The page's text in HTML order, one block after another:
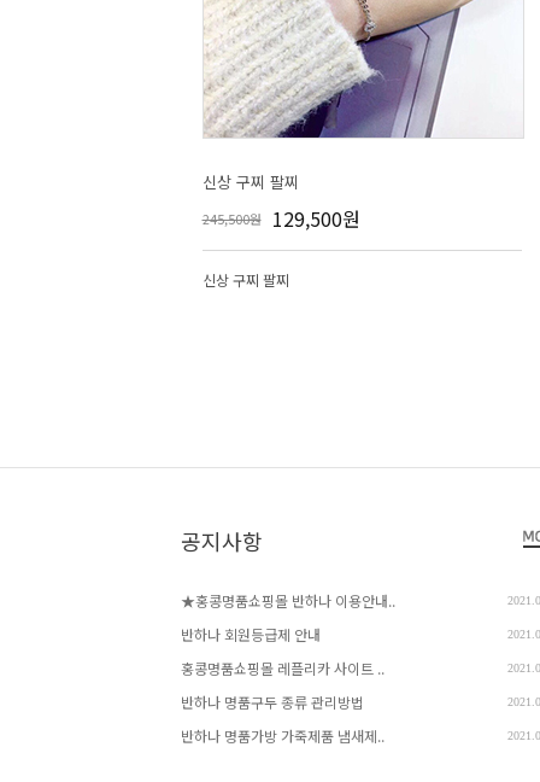
신상 구찌 팔찌
245,500원 129,500원
신상 구찌 팔찌
공지사항
★홍콩명품쇼핑몰 반하나 이용안내..
반하나 회원등급제 안내
홍콩명품쇼핑몰 레플리카 사이트 ..
반하나 명품구두 종류 관리방법
반하나 명품가방 가죽제품 냄새제..